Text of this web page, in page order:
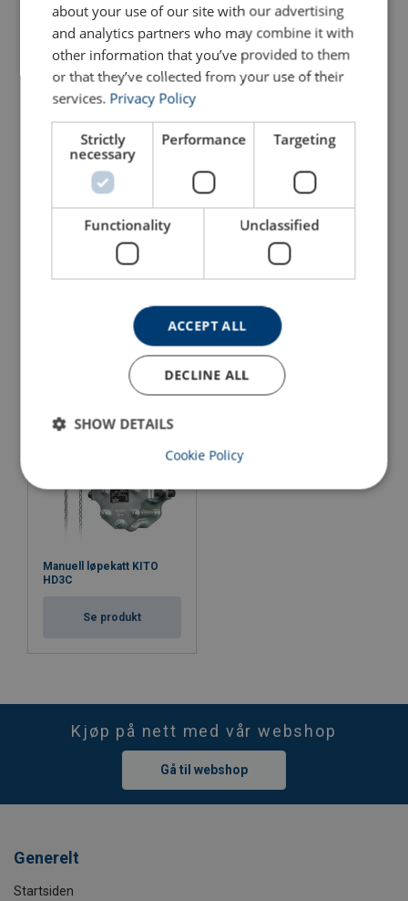
Løpekatt Powertex PPT-
S2
Se produkt
Kjettingdrevet løpekatt
Powertex PGT-S2
Se produkt
Se produkt Se produkt
Manuell løpekatt KITO
HD3C
Se produkt
Kjøp på nett med vår webshop
Gå til webshop
Generelt
Startsiden
about your use of our site with our advertising
and analytics partners who may combine it with
other information that you’ve provided to them
or that they’ve collected from your use of their
services. Privacy Policy
Strictly
necessary
Performance Targeting
Functionality Unclassified
ACCEPT ALL
DECLINE ALL
SHOW DETAILS
Cookie Policy